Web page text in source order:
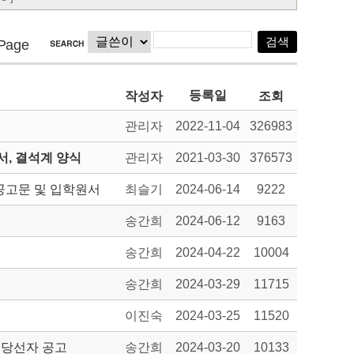
작성자 등록일 조회
관리자 2022-11-04 326983
, 결석계 양식 관리자 2021-03-30 376573
문 및 입학원서 최슬기 2024-06-14 9222
송간희 2024-06-12 9163
송간희 2024-04-22 10004
송간희 2024-03-29 11715
이진숙 2024-03-25 11520
선자 공고 송간희 2024-03-20 10133